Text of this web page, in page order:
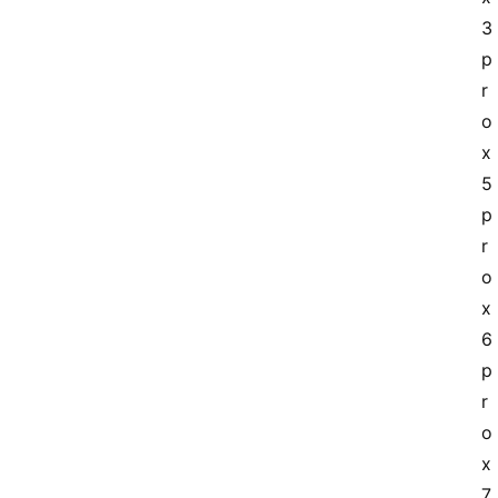
3
p
r
o
x
5
p
r
o
x
6
p
r
o
x